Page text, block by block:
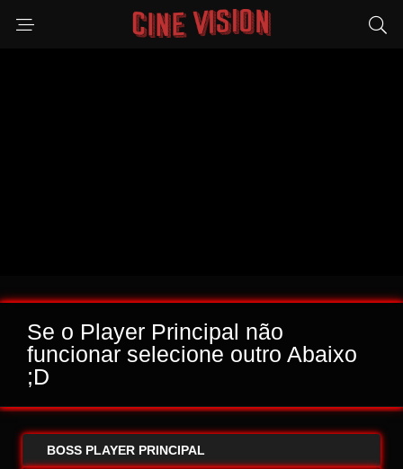
Se o Player Principal não
funcionar selecione outro Abaixo
;D
BOSS PLAYER PRINCIPAL